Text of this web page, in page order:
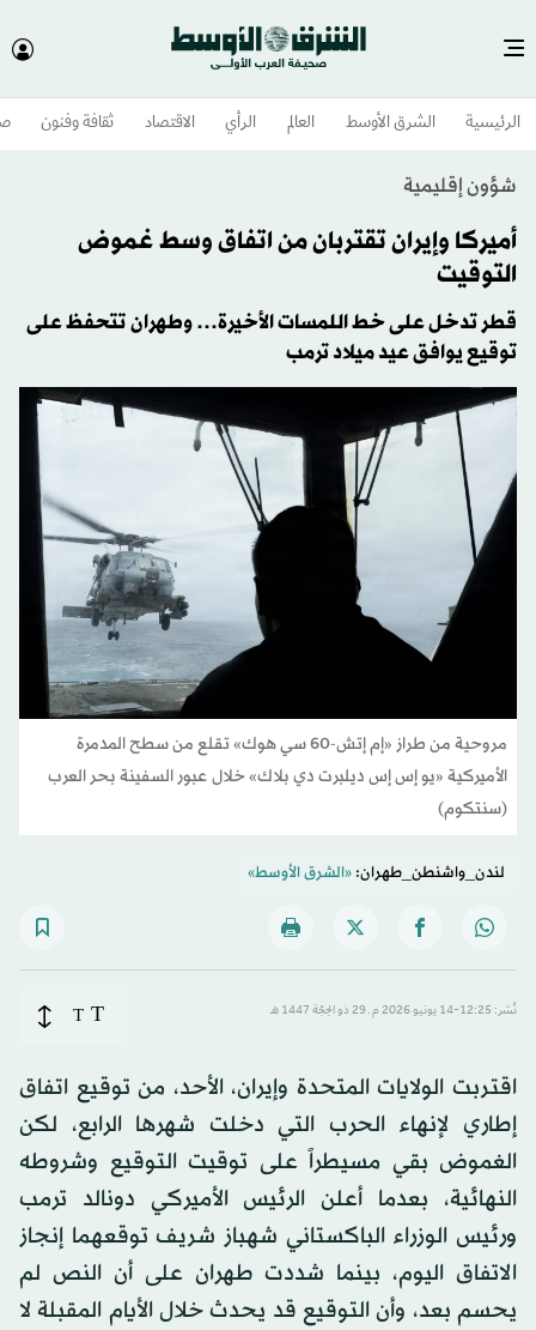
الرئيسية الشرق الأوسط​ العالم الرأي الاقتصاد ثقافة وفنون
شؤون إقليمية
أميركا وإيران تقتربان من اتفاق وسط غموض
التوقيت
قطر تدخل على خط اللمسات الأخيرة… وطهران تتحفظ على
توقيع يوافق عيد ميلاد ترمب
مروحية من طراز «إم إتش-60 سي هوك» تقلع من سطح المدمرة
الأميركية «يو إس إس ديلبرت دي بلاك» خلال عبور السفينة بحر العرب
(سنتكوم)
لندن_واشنطن_طهران:«الشرق الأوسط»
نُشر: 12:25-14 يونيو 2026 م ـ 29 ذو الحِجّة 1447 هـ T
T
اقتربت الولايات المتحدة وإيران، الأحد، من توقيع اتفاق
إطاري لإنهاء الحرب التي دخلت شهرها الرابع، لكن
الغموض بقي مسيطراً على توقيت التوقيع وشروطه
النهائية، بعدما أعلن الرئيس الأميركي دونالد ترمب
ورئيس الوزراء الباكستاني شهباز شريف توقعهما إنجاز
الاتفاق اليوم، بينما شددت طهران على أن النص لم
يحسم بعد، وأن التوقيع قد يحدث خلال الأيام المقبلة لا